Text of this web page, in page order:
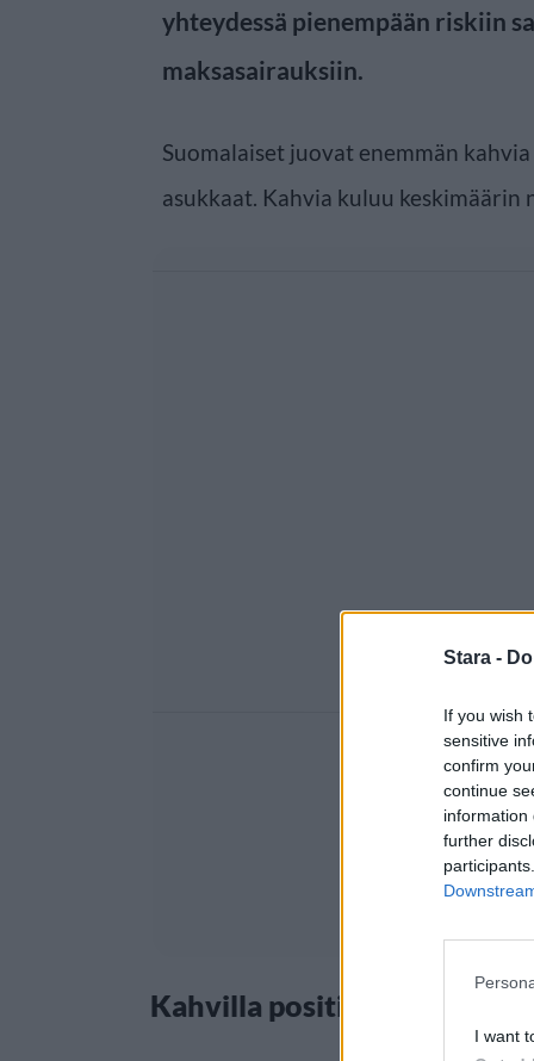
Stara -
If you wish
sensitive
confirm
continue
information
further
I want
yhteydessä pienempään riskiin
maksasairauksiin.
Suomalaiset juovat enemmän
asukkaat. Kahvia kuluu keskimäärin
Kahvilla positiivisia